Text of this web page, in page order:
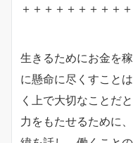
＋＋＋＋＋＋＋＋＋
生きるためにお金を
に懸命に尽くすこと
く上で大切なことだ
力をもたせるために